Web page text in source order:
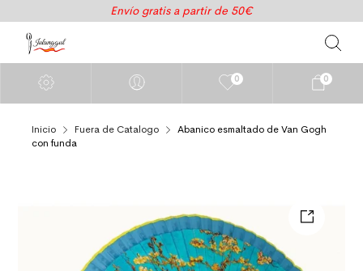
Envío gratis a partir de 50€
0 0
Inicio Fuera de Catalogo
Abanico esmaltado de Van Gogh
con funda